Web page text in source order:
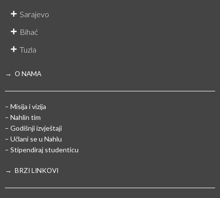
Sarajevo
Bihać
Tuzla
→ O NAMA
– Misija i vizija
– Nahlin tim
– Godišnji izvještaji
– Učlani se u Nahlu
– Stipendiraj studenticu
→ BRZI LINKOVI